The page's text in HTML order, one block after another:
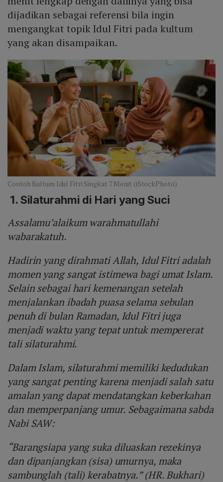
dijadikan sebagai referensi bila ingin
mengangkat topik Idul Fitri pada kultum
yang akan disampaikan.
Contoh Kultum Idul Fitri Singkat 7 Menit (iStockPhoto)
1. Silaturahmi di Hari yang Suci
Assalamu’alaikum warahmatullahi
wabarakatuh.
Hadirin yang dirahmati Allah, Idul Fitri adalah
momen yang sangat istimewa bagi umat Islam.
Selain sebagai hari kemenangan setelah
menjalankan ibadah puasa selama sebulan
penuh di bulan Ramadan, Idul Fitri juga
menjadi waktu yang tepat untuk mempererat
tali silaturahmi.
Dalam Islam, silaturahmi memiliki kedudukan
yang sangat penting karena menjadi salah satu
amalan yang dapat mendatangkan keberkahan
dan memperpanjang umur. Sebagaimana sabda
Nabi SAW:
“Barangsiapa yang suka diluaskan rezekinya
dan dipanjangkan (sisa) umurnya, maka
sambunglah (tali) kerabatnya.” (HR. Bukhari)